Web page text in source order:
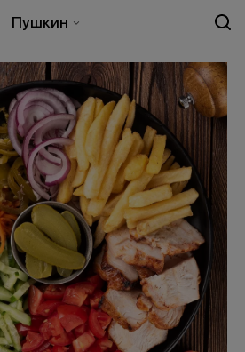
Пушкин